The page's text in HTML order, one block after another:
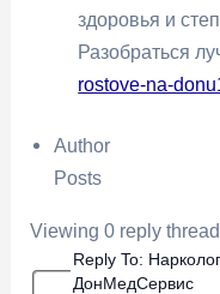
здоровья и
Разобраться
rostove-na-
Author
Posts
Viewing 0 reply
Reply To:
ДонМедСервис